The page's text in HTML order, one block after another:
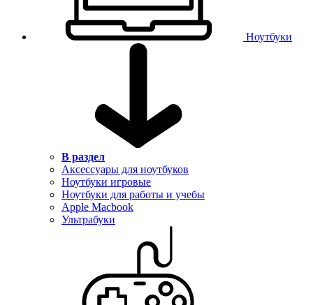
Ноутбуки
В раздел
Аксессуары для ноутбуков
Ноутбуки игровые
Ноутбуки для работы и учебы
Apple Macbook
Ультрабуки